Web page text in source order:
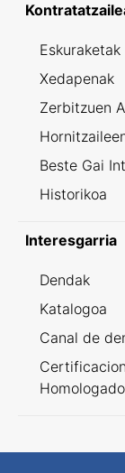
Eskuraketak
Xedapenak
Zerbitzuen
Beste Gai
Historikoa
Interesgarria
Dendak
Katalogoa
Canal de